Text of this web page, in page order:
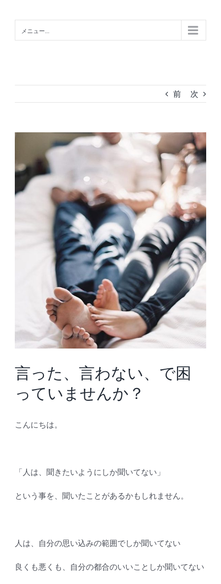
contentメニュー...
前 次
View
Image
言った、言わない、で困
っていませんか？
こんにちは。
「人は、聞きたいようにしか聞いてない」
という事を、聞いたことがあるかもしれません。
人は、自分の思い込みの範囲でしか聞いてない
良くも悪くも、自分の都合のいいことしか聞いてない